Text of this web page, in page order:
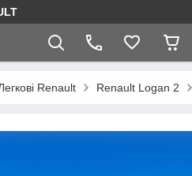
Renault Renault Logan 2